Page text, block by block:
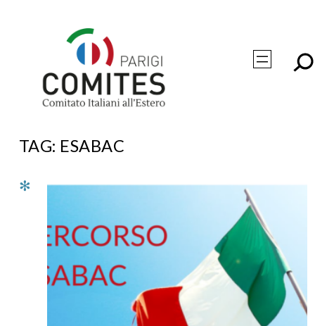
TAG: ESABAC